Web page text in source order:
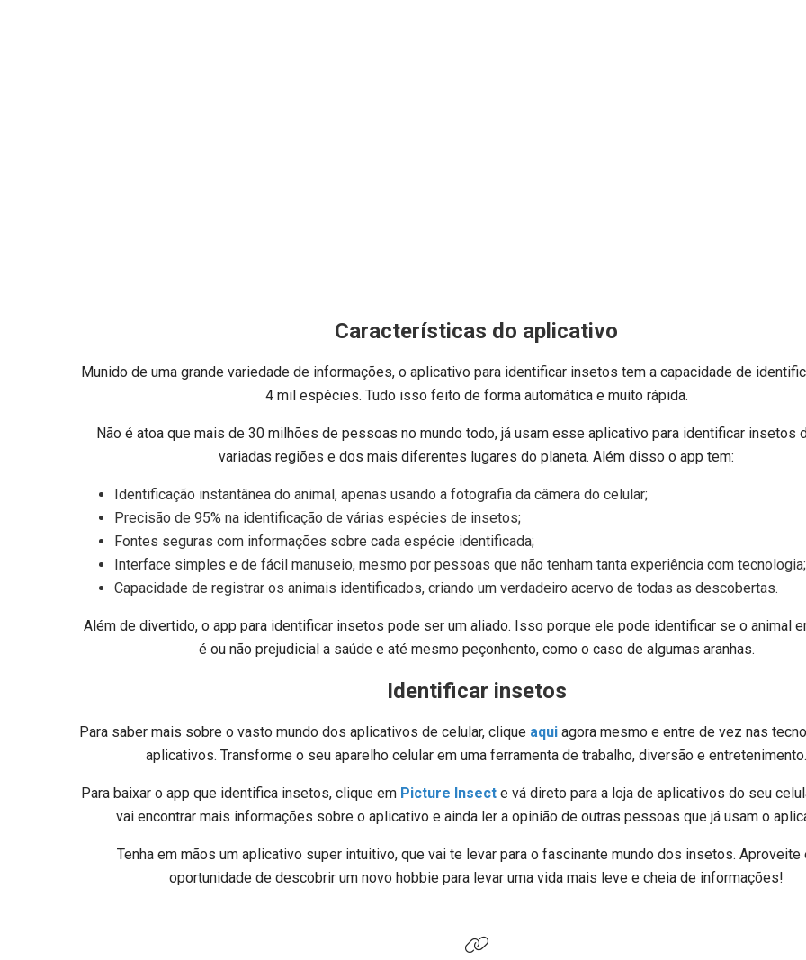
Características do aplicativo
Munido de uma grande variedade de informações, o aplicativo para identificar insetos tem a capacidade de
4 mil espécies. Tudo isso feito de forma automática e muito rápida.
Não é atoa que mais de 30 milhões de pessoas no mundo todo, já usam esse aplicativo para identificar insetos
variadas regiões e dos mais diferentes lugares do planeta. Além disso o app tem:
Identificação instantânea do animal, apenas usando a fotografia da câmera do celular;
Precisão de 95% na identificação de várias espécies de insetos;
Fontes seguras com informações sobre cada espécie identificada;
Interface simples e de fácil manuseio, mesmo por pessoas que não tenham tanta experiência com tecnologia;
Capacidade de registrar os animais identificados, criando um verdadeiro acervo de todas as descobertas.
Além de divertido, o app para identificar insetos pode ser um aliado. Isso porque ele pode identificar se o animal
é ou não prejudicial a saúde e até mesmo peçonhento, como o caso de algumas aranhas.
Identificar insetos
Para saber mais sobre o vasto mundo dos aplicativos de celular, clique aqui agora mesmo e entre de vez nas
aplicativos. Transforme o seu aparelho celular em uma ferramenta de trabalho, diversão e entretenimento.
Para baixar o app que identifica insetos, clique em Picture Insect e vá direto para a loja de aplicativos do seu
vai encontrar mais informações sobre o aplicativo e ainda ler a opinião de outras pessoas que já usam o
Tenha em mãos um aplicativo super intuitivo, que vai te levar para o fascinante mundo dos insetos. Aproveite
oportunidade de descobrir um novo hobbie para levar uma vida mais leve e cheia de informações!